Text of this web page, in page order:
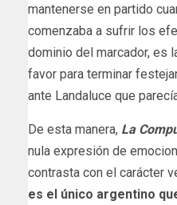
mantenerse en partido
comenzaba a sufrir los
dominio del marcador, es
favor para terminar
ante Landaluce que
De esta manera, La
nula expresión de
contrasta con el carácter
es el único argentino